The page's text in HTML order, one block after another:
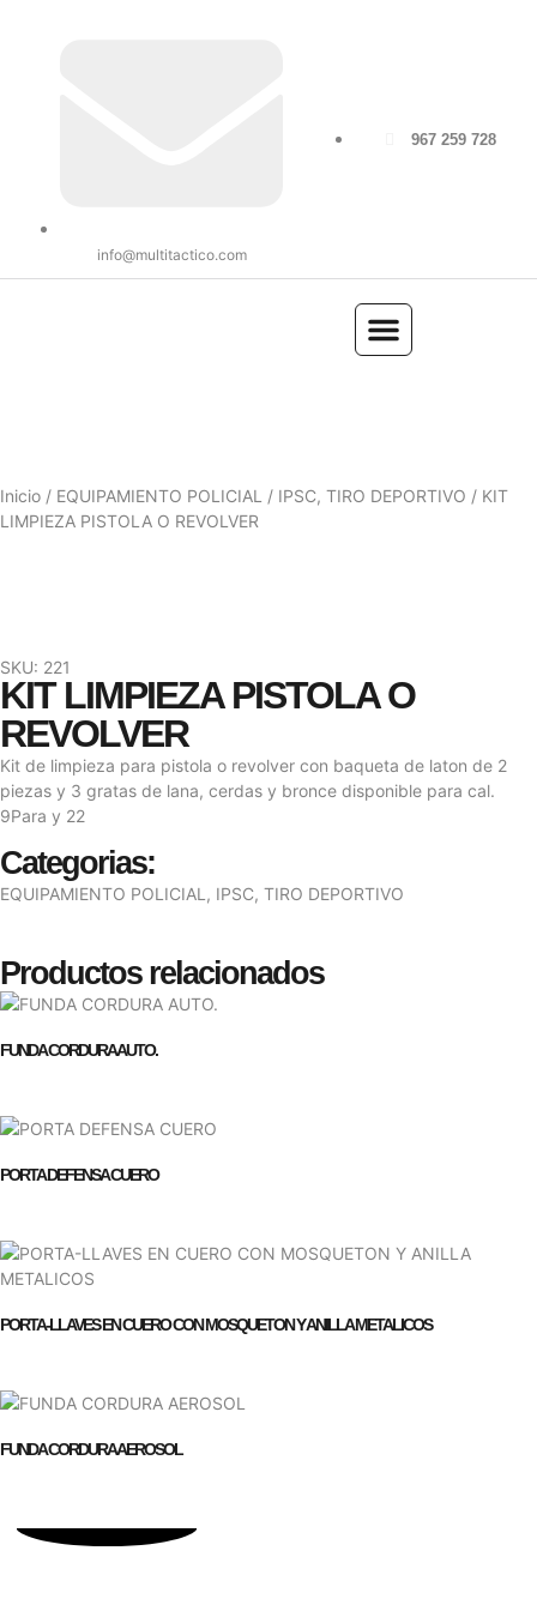
info@multitactico.com
967 259 728
Inicio / EQUIPAMIENTO POLICIAL / IPSC, TIRO DEPORTIVO / KIT
LIMPIEZA PISTOLA O REVOLVER
SKU: 221
KIT LIMPIEZA PISTOLA O
REVOLVER
Kit de limpieza para pistola o revolver con baqueta de laton de 2
piezas y 3 gratas de lana, cerdas y bronce disponible para cal.
9Para y 22
Categorias:
EQUIPAMIENTO POLICIAL , IPSC, TIRO DEPORTIVO
Productos relacionados
FUNDA CORDURA AUTO.
PORTA DEFENSA CUERO
PORTA-LLAVES EN CUERO CON MOSQUETON Y ANILLA METALICOS
FUNDA CORDURA AEROSOL